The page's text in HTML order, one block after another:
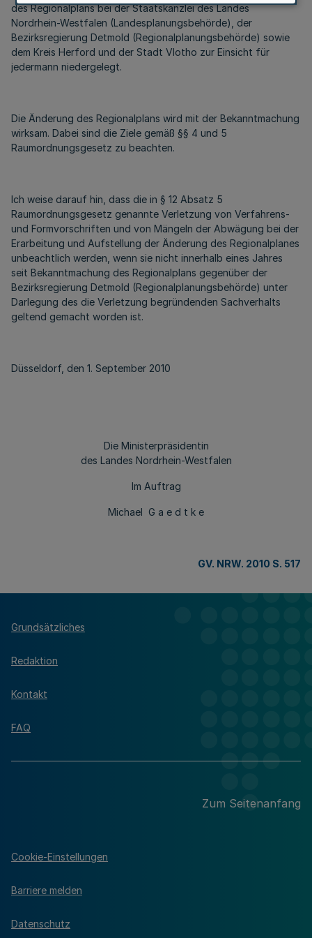
des Regionalplans bei der Staatskanzlei des Landes
Nordrhein-Westfalen (Landesplanungsbehörde), der
Bezirksregierung Detmold (Regionalplanungsbehörde) sowie
dem Kreis Herford und der Stadt Vlotho zur Einsicht für
jedermann niedergelegt.
Die Änderung des Regionalplans wird mit der Bekanntmachung
wirksam. Dabei sind die Ziele gemäß §§ 4 und 5
Raumordnungsgesetz zu beachten.
Ich weise darauf hin, dass die in § 12 Absatz 5
Raumordnungsgesetz genannte Verletzung von Verfahrens-
und Formvorschriften und von Mängeln der Abwägung bei der
Erarbeitung und Aufstellung der Änderung des Regionalplanes
unbeachtlich werden, wenn sie nicht innerhalb eines Jahres
seit Bekanntmachung des Regionalplans gegenüber der
Bezirksregierung Detmold (Regionalplanungsbehörde) unter
Darlegung des die Verletzung begründenden Sachverhalts
geltend gemacht worden ist.
Düsseldorf, den 1. September 2010
Die Ministerpräsidentin
des Landes Nordrhein-Westfalen
Im Auftrag
Michael G a e d t k e
GV. NRW. 2010 S. 517
Grundsätzliches
Redaktion
Kontakt
FAQ
Zum Seitenanfang
Cookie-Einstellungen
Barriere melden
Datenschutz